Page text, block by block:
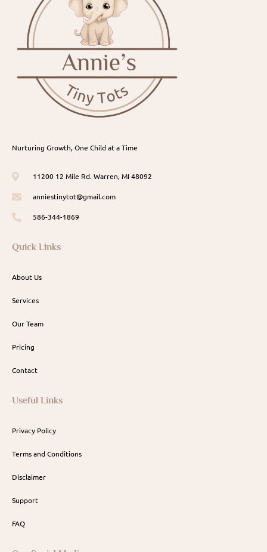
Nurturing Growth, One Child at a Time
11200 12 Mile Rd. Warren, MI 48092
anniestinytot@gmail.com
586-344-1869
Quick Links
About Us
Services
Our Team
Pricing
Contact
Useful Links
Privacy Policy
Terms and Conditions
Disclaimer
Support
FAQ